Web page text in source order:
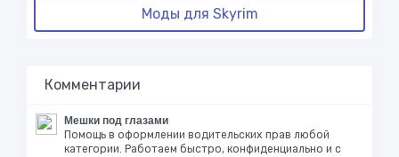
Моды для Skyrim
Комментарии
Мешки под глазами
Помощь в оформлении водительских прав любой
категории. Работаем быстро, конфиденциально и с